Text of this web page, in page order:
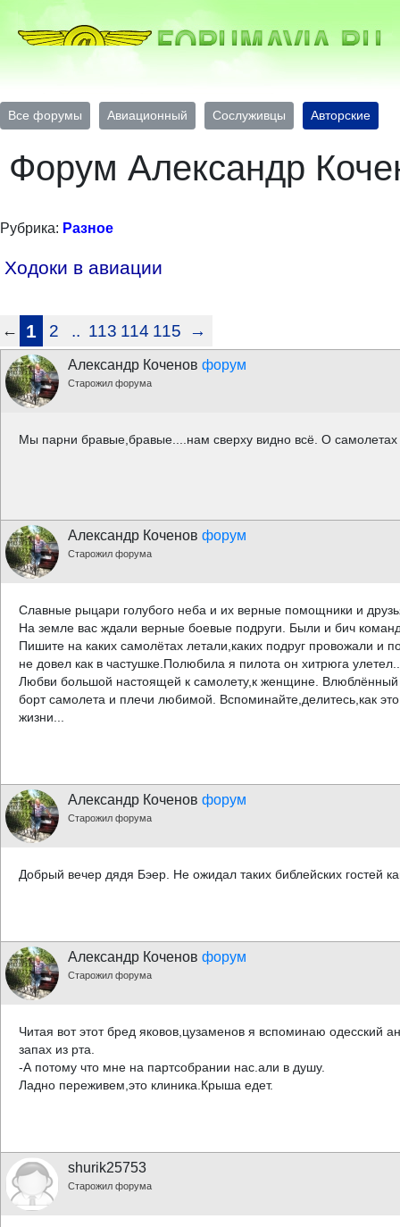
Все форумы Авиационный Сослуживцы Авторские
Форум Александр
Рубрика: Разное
Ходоки в авиации
← 1 2 .. 113 114 115 →
Александр Коченов форум
Старожил форума
Мы парни бравые,бравые....нам сверху видно всё. О
Александр Коченов форум
Старожил форума
Славные рыцари голубого неба и их верные помощники и
На земле вас ждали верные боевые подруги. Были и бич
Пишите на каких самолётах летали,каких подруг провожали и
не довел как в частушке.Полюбила я пилота он хитрюга
Любви большой настоящей к самолету,к женщине. Влюблённый
борт самолета и плечи любимой. Вспоминайте,делитесь,как
жизни...
Александр Коченов форум
Старожил форума
Добрый вечер дядя Бэер. Не ожидал таких библейских гостей
Александр Коченов форум
Старожил форума
Читая вот этот бред яковов,цузаменов я вспоминаю одесский
запах из рта.
-А потому что мне на партсобрании нас.али в душу.
Ладно переживем,это клиника.Крыша едет.
shurik25753
Старожил форума